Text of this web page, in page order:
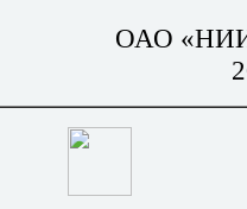
ОАО